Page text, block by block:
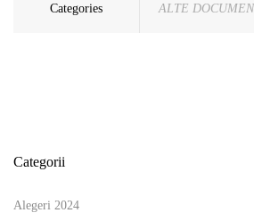
Categories ALTE
Categorii
Alegeri 2024